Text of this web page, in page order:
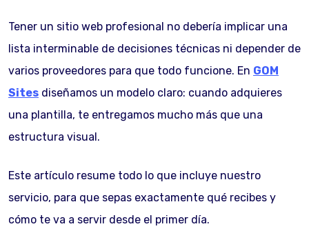
Tener un sitio web profesional no debería implicar una
lista interminable de decisiones técnicas ni depender de
varios proveedores para que todo funcione. En GOM
Sites diseñamos un modelo claro: cuando adquieres
una plantilla, te entregamos mucho más que una
estructura visual.
Este artículo resume todo lo que incluye nuestro
servicio, para que sepas exactamente qué recibes y
cómo te va a servir desde el primer día.